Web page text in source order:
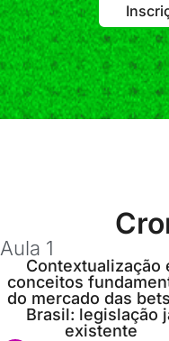
Aula 1
Contextualização
conceitos
do mercado das
Brasil: legislação
existente